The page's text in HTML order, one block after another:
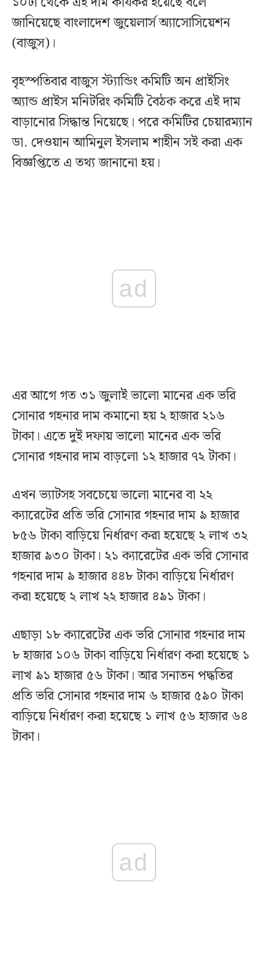
জানিয়েছে বাংলাদেশ জুয়েলার্স অ্যাসোসিয়েশন
(বাজুস)।
বৃহস্পতিবার বাজুস স্ট্যান্ডিং কমিটি অন প্রাইসিং
অ্যান্ড প্রাইস মনিটরিং কমিটি বৈঠক করে এই দাম
বাড়ানোর সিদ্ধান্ত নিয়েছে। পরে কমিটির চেয়ারম্যান
ডা. দেওয়ান আমিনুল ইসলাম শাহীন সই করা এক
বিজ্ঞপ্তিতে এ তথ্য জানানো হয়।
ad
এর আগে গত ৩১ জুলাই ভালো মানের এক ভরি
সোনার গহনার দাম কমানো হয় ২ হাজার ২১৬
টাকা। এতে দুই দফায় ভালো মানের এক ভরি
সোনার গহনার দাম বাড়লো ১২ হাজার ৭২ টাকা।
এখন ভ্যাটসহ সবচেয়ে ভালো মানের বা ২২
ক্যারেটের প্রতি ভরি সোনার গহনার দাম ৯ হাজার
৮৫৬ টাকা বাড়িয়ে নির্ধারণ করা হয়েছে ২ লাখ ৩২
হাজার ৯৩০ টাকা। ২১ ক্যারেটের এক ভরি সোনার
গহনার দাম ৯ হাজার ৪৪৮ টাকা বাড়িয়ে নির্ধারণ
করা হয়েছে ২ লাখ ২২ হাজার ৪৯১ টাকা।
এছাড়া ১৮ ক্যারেটের এক ভরি সোনার গহনার দাম
৮ হাজার ১০৬ টাকা বাড়িয়ে নির্ধারণ করা হয়েছে ১
লাখ ৯১ হাজার ৫৬ টাকা। আর সনাতন পদ্ধতির
প্রতি ভরি সোনার গহনার দাম ৬ হাজার ৫৯০ টাকা
বাড়িয়ে নির্ধারণ করা হয়েছে ১ লাখ ৫৬ হাজার ৬৪
টাকা।
ad